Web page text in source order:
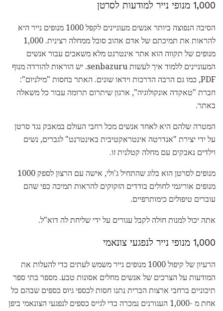
1,000 מנופי נייר למודעות לסרטן
הסיבה הנפוצה ביותר אנשים מעוניינים לקפל 1000 מנופים נייר היא
להראות את תמיכתם של אדם אהוב סובל ממחלה רצינית. 1,000
מנופים של תקווה הוא אתר אינטרנט מלא משאבים עבור אנשים
המעוניינים ללמוד איך לעשות senbazuru. יש הוראות להורדה מנוף
PDF, כמו גם הרבה הדרכות וידאו שונים. האתר בחסות "מילניום":
חברת "טאקדה אונקולוגיה", ארגון שיתרום תרומה עבור כל משאלה
באתר.
המטרה שלהם היא לאחד אנשים מכל רחבי העולם במאבק נגד סרטן
על ידי יצירת "אנדרטה אינטראקטיבית באינטרנט" לגברים, נשים
וילדים נאבקים עם מחלה קטלנית זו.
מנופים לסרטן הוא בלוג שהתחיל ג'ולי, אישה עם הרצון לספק 1000
מנופים אוריגמי לחולים בודדים הזקוקים להראות תמיכה כפי שהם
עוברים טיפולים כימותרפיים.
אתה יכול למנות חולה לקבל עגורים על ידי שליחת לה דוא"ל.
1,000 מנופי נייר לנפגעי צונאמי
הרעיון של קיפול 1000 מנופים נייר משמש לעתים כדי להעלות את
המודעות על הצרכים של אנשים מחלים אסונות טבע. מספר בתי ספר
תיכוניים ברחבי ארצות הברית נתנו חסות לכספי גיוס כספים שבהם כל
אחת מ -1,000 העגורנים נמכרה כדי לגייס כספים לנפגעי הצונאמי ביפן